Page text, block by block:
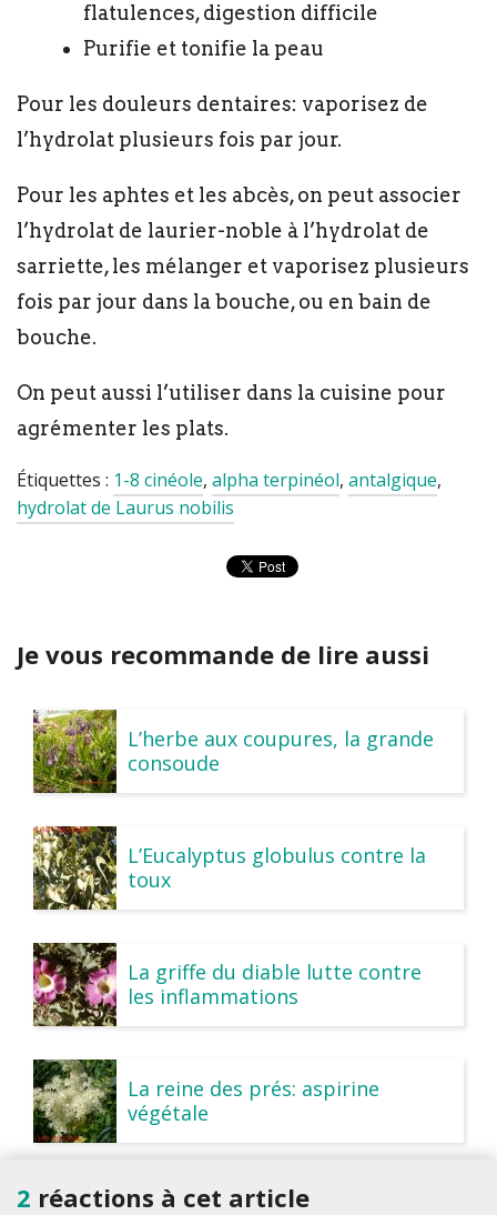
flatulences, digestion difficile
Purifie et tonifie la peau
Pour les douleurs dentaires: vaporisez de
l’hydrolat plusieurs fois par jour.
Pour les aphtes et les abcès, on peut associer
l’hydrolat de laurier-noble à l’hydrolat de
sarriette, les mélanger et vaporisez plusieurs
fois par jour dans la bouche, ou en bain de
bouche.
On peut aussi l’utiliser dans la cuisine pour
agrémenter les plats.
Étiquettes : 1-8 cinéole, alpha terpinéol, antalgique,
hydrolat de Laurus nobilis
Je vous recommande de lire aussi
L’herbe aux coupures, la grande
consoude
L’Eucalyptus globulus contre la
toux
La griffe du diable lutte contre
les inflammations
La reine des prés: aspirine
végétale
2 réactions à cet article